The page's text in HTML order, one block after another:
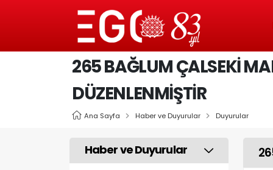
265 BAĞLUM ÇALSEKI
DÜZENLENMIŞTIR
Ana Sayfa Haber ve Duyurular Duyurular
Haber ve Duyurular